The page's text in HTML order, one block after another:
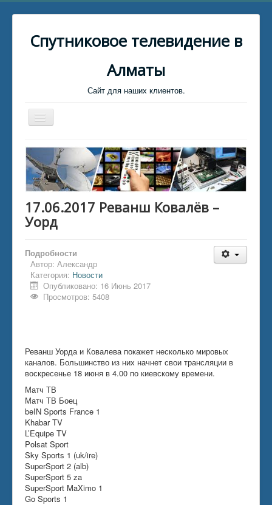
Спутниковое телевидение в
Алматы
Сайт для наших клиентов.
Toggle
Navigation
Главная
Биллинг
Клиент для связи
Установщики Спутниковых тарелок
Каталог файлов
Каталог статей
Обратная связь
17.06.2017 Реванш Ковалёв –
Уорд
Подробности
Автор: Александр
Категория: Новости
Опубликовано: 16 Июнь 2017
Просмотров: 5408
Реванш Уорда и Ковалева покажет несколько мировых
каналов. Большинство из них начнет свои трансляции в
воскресенье 18 июня в 4.00 по киевскому времени.
Матч ТВ
Матч ТВ Боец
beIN Sports France 1
Khabar TV
L’Equipe TV
Polsat Sport
Sky Sports 1 (uk/ire)
SuperSport 2 (alb)
SuperSport 5 za
SuperSport MaXimo 1
Go Sports 1